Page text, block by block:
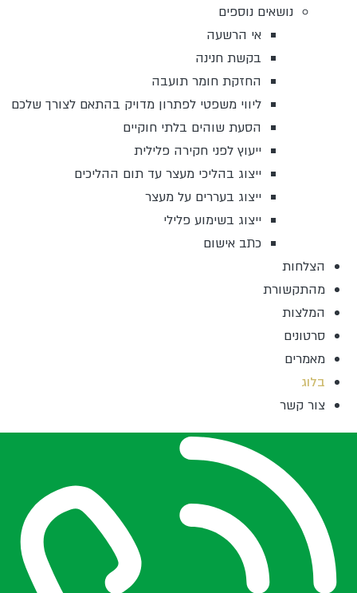
נושאים נוספים
אי הרשעה
בקשת חנינה
החזקת חומר תועבה
ליווי משפטי לפתרון מדויק בהתאם לצורך שלכם
הסעת שוהים בלתי חוקיים
ייעוץ לפני חקירה פלילית
ייצוג בהליכי מעצר עד תום ההליכים
ייצוג בעררים על מעצר
ייצוג בשימוע פלילי
כתב אישום
הצלחות
מהתקשורת
המלצות
סרטונים
מאמרים
בלוג
צור קשר